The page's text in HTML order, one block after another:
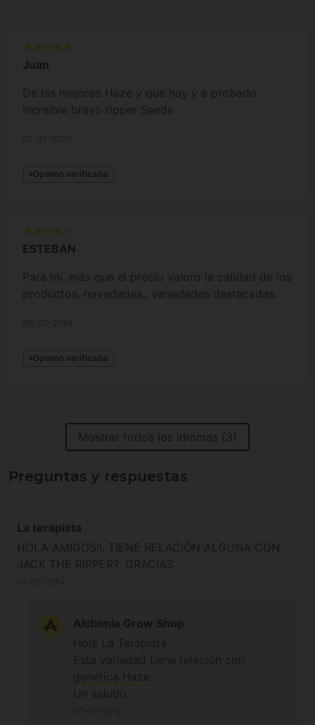
Juan
De las mejores Haze y que hay y e probado
increíble bravo ripper Seeds
Opinión verificada
ESTEBAN
Para mí, más que el precio valoro la calidad de los
productos, novedades,, variedades destacadas.
Opinión verificada
Mostrar todos los idiomas (3)
Preguntas y respuestas
La terapista
HOLA AMIGOS!!, TIENE RELACIÓN ALGUNA CON
JACK THE RIPPER?. GRACIAS
Alchimia Grow Shop